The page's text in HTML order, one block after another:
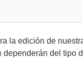
la edición de
dependerán del tipo